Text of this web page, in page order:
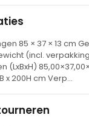
85 × 37 × 13 cm
(incl.
x 200H cm Verp…